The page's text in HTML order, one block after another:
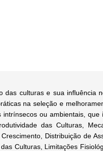
das culturas e sua influência
na seleção e
ou ambientais, que
das Culturas,
Distribuição de
Culturas, Limitações